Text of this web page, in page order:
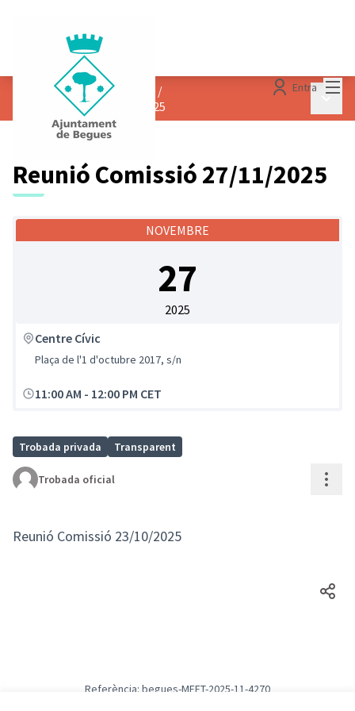
Entra
CALENDARI DE REUNIONS
/
Reunió Comissió 27/11/2025
Reunió Comissió 27/11/2025
NOVEMBRE
27
2025
Centre Cívic
Plaça de l'1 d'octubre 2017, s/n
11:00 AM - 12:00 PM CET
Trobada privada Transparent
Trobada oficial
Reunió Comissió 23/10/2025
Referència: begues-MEET-2025-11-4270